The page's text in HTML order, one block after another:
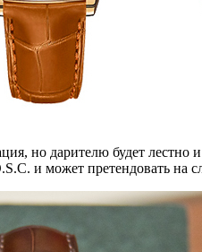
но дарителю будет лестно
и может претендовать на